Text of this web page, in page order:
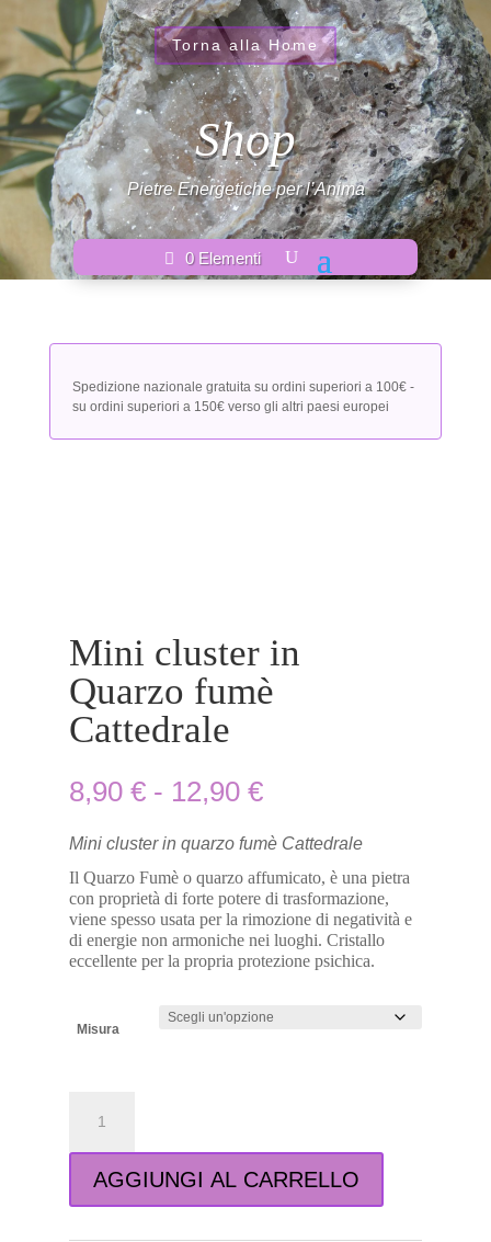
Torna alla Home
Shop
Pietre Energetiche per l’Anima
0 Elementi
Spedizione nazionale gratuita su ordini superiori a 100€ -
su ordini superiori a 150€ verso gli altri paesi europei
Mini cluster in
Quarzo fumè
Cattedrale
8,90 € - 12,90 €Fascia
di
prezzo:
da
8,90 €
a
12,90 €
Mini cluster in quarzo fumè Cattedrale
Il Quarzo Fumè o quarzo affumicato, è una pietra
con proprietà di forte potere di trasformazione,
viene spesso usata per la rimozione di negatività e
di energie non armoniche nei luoghi. Cristallo
eccellente per la propria protezione psichica.
Misura
cluster
fumèAGGIUNGI AL CARRELLO